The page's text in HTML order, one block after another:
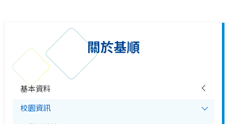
關於基順
基本資料
校園資訊